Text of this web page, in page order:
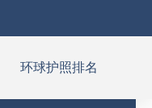
环球护照排名